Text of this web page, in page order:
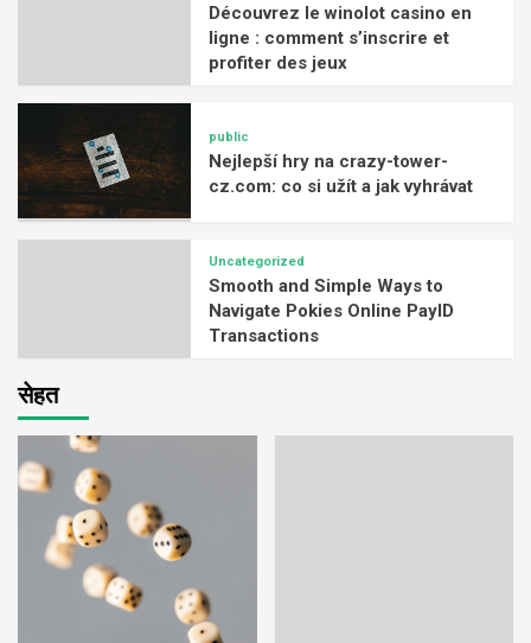
Découvrez le winolot casino en
ligne : comment s’inscrire et
profiter des jeux
public
Nejlepší hry na crazy-tower-
cz.com: co si užít a jak vyhrávat
Uncategorized
Smooth and Simple Ways to
Navigate Pokies Online PayID
Transactions
सेहत